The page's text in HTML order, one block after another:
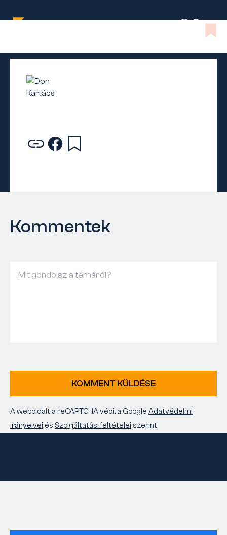
Kommentek
KOMMENT KÜLDÉSE
A weboldalt a reCAPTCHA védi, a Google Adatvédelmi
irányelvei és Szolgáltatási feltételei szerint.